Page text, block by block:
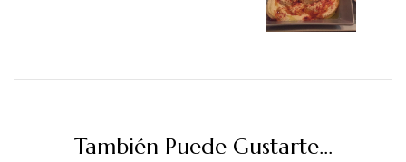
También Puede Gustarte...